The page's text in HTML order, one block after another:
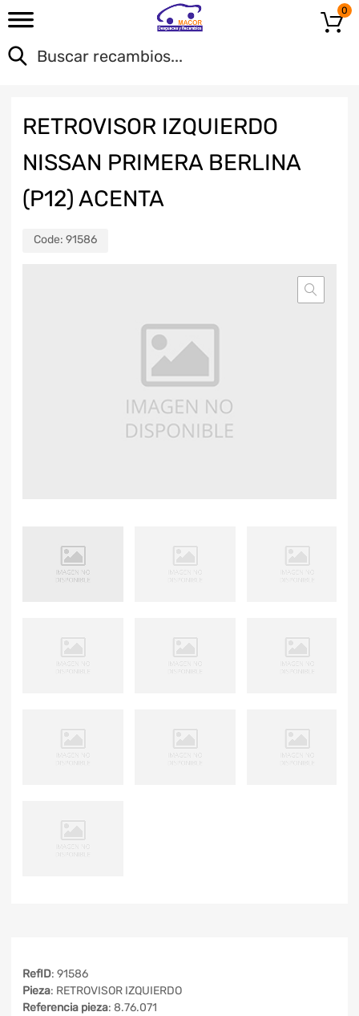
0
RETROVISOR IZQUIERDO
NISSAN PRIMERA BERLINA
(P12) ACENTA
Code: 91586
RefID: 91586
Pieza: RETROVISOR IZQUIERDO
Referencia pieza: 8.76.071